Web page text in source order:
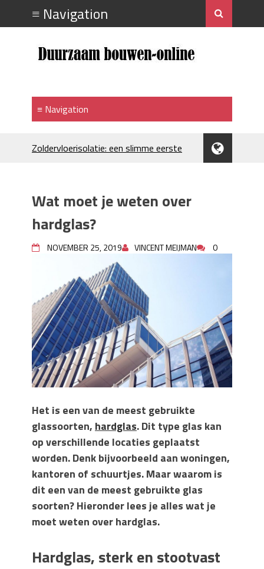
Zoldervloerisolatie: een slimme eerste
Je huis koelen: alles behalve duur
Hoe draagt je inrichting bij aan je
merkimago?
Houtpellets als duurzame
Wanneer moet je een specialist
inschakelen bij rioolproblemen?
Slimme oplossingen voor lekkages en
verstoppingen
Betonplex: Het Veelzijdige
Plaatmateriaal voor Moderne Projecten
Woonstijlen die perfect passen bij
duurzaam bouwen
Oma weet raadt bij cementsluier:
Wat moet je weten over
hardglas?
NOVEMBER 25, 2019 VINCENT MEIJMAN 0
Het is een van de meest gebruikte
glassoorten, hardglas. Dit type glas kan
op verschillende locaties geplaatst
worden. Denk bijvoorbeeld aan woningen,
kantoren of schuurtjes. Maar waarom is
dit een van de meest gebruikte glas
soorten? Hieronder lees je alles wat je
moet weten over hardglas.
Hardglas, sterk en stootvast